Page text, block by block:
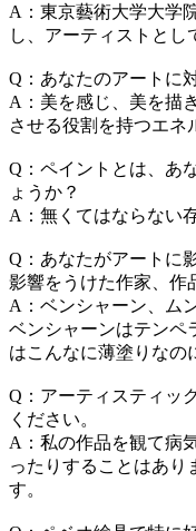
A：東京藝術大学大学
し、アーティストとし
Q：あなたのアートに
A：美を感じ、美を描
させる役割を持つエネ
Q：ペイントとは、あ
ょうか？
A：無くてはならない
Q：あなたがアートに
影響をうけた作家、作
A：ベンシャーン、ム
ベンシャーンはテンペ
はこんなに薄塗りなの
Q：アーティスティッ
ください。
A：私の作品を観て病
ったりすることはあり
す。